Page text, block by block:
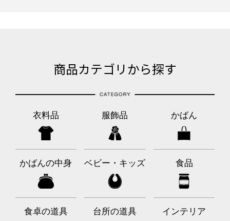
商品カテゴリから探す
衣料品 服飾品 かばん
かばんの中身 ベビー・キッズ 食品
食卓の道具 台所の道具 インテリア